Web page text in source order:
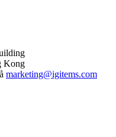
Kong
marketing@igitems.com